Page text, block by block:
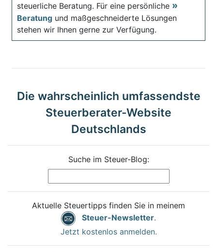
steuerliche Beratung. Für eine persönliche
Beratung und maßgeschneiderte Lösungen
stehen wir Ihnen gerne zur Verfügung.
Die wahrscheinlich umfassendste
Steuerberater-Website
Deutschlands
Suche im Steuer-Blog:
Aktuelle Steuertipps finden Sie in meinem
Steuer-Newsletter.
Jetzt kostenlos anmelden.